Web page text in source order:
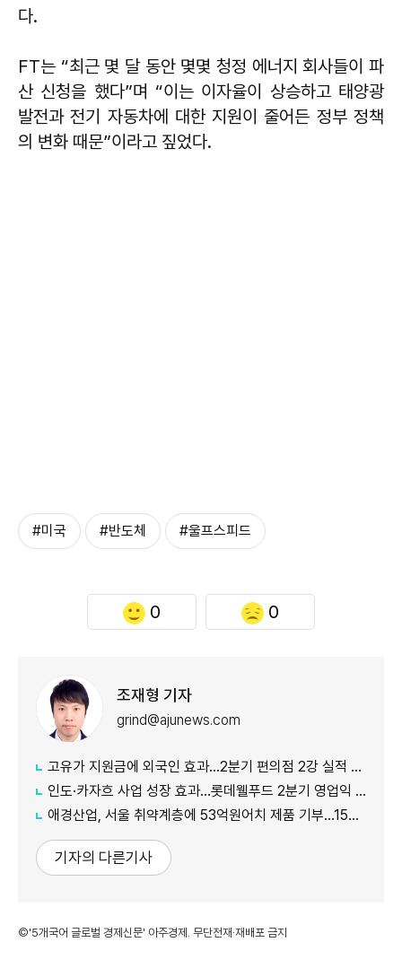
다.
FT는 “최근 몇 달 동안 몇몇 청정 에너지 회사들이 파
산 신청을 했다”며 “이는 이자율이 상승하고 태양광
발전과 전기 자동차에 대한 지원이 줄어든 정부 정책
의 변화 때문”이라고 짚었다.
#미국 #반도체 #울프스피드
0 0
조재형 기자
grind@ajunews.com
고유가 지원금에 외국인 효과…2분기 편의점 2강 실적 날았다
인도·카자흐 사업 성장 효과…롯데웰푸드 2분기 영업익 89%↑
애경산업, 서울 취약계층에 53억원어치 제품 기부…15년째 나눔
기자의 다른기사
©'5개국어 글로벌 경제신문' 아주경제. 무단전재·재배포 금지